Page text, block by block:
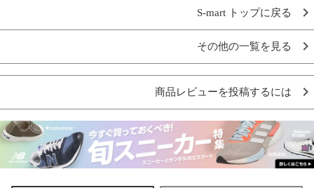
S-mart トップに戻る
その他の一覧を見る
商品レビューを投稿するには